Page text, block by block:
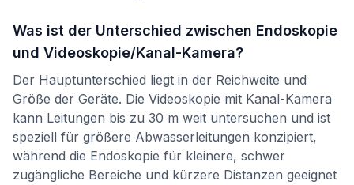
Was ist der Unterschied zwischen Endoskopie
und Videoskopie/Kanal-Kamera?
Der Hauptunterschied liegt in der Reichweite und
Größe der Geräte. Die Videoskopie mit Kanal-Kamera
kann Leitungen bis zu 30 m weit untersuchen und ist
speziell für größere Abwasserleitungen konzipiert,
während die Endoskopie für kleinere, schwer
zugängliche Bereiche und kürzere Distanzen geeignet